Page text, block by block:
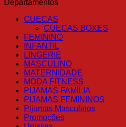
Departamentos
CUECAS
CUECAS BOXES
FEMININO
INFANTIL
LINGERIE
MASCULINO
MATERNIDADE
MODA FITNESS
PIJAMAS FAMÍLIA
PIJAMAS FEMININOS
Pijamas Masculinos
Promoções